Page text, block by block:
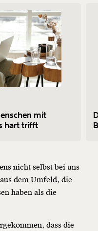
mit
hart trifft
nicht selbst bei uns
dem Umfeld, die
haben als die
dass die